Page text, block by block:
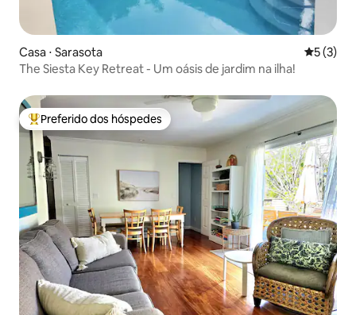
Casa ⋅ Sarasota 5 de
5 (3)
The Siesta Key Retreat - Um oásis de jardim na ilha!
Entre os melhores preferidos dos hóspedes
Preferido dos hóspedes